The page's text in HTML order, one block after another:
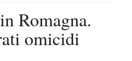
Romagna.
omicidi